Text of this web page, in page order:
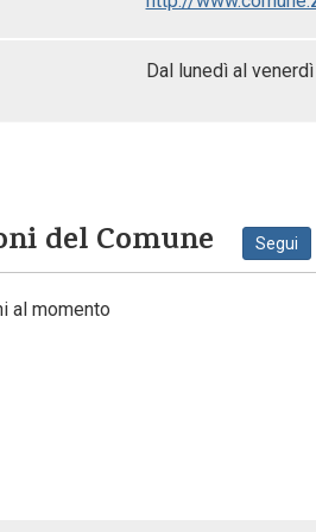
Dal lunedì al
del Comune Segui
al momento